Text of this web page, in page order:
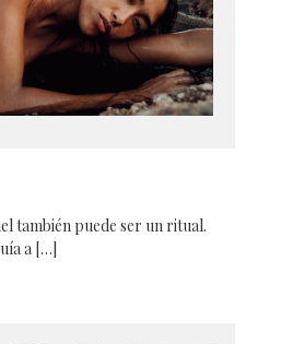
también puede ser un ritual.
a […]